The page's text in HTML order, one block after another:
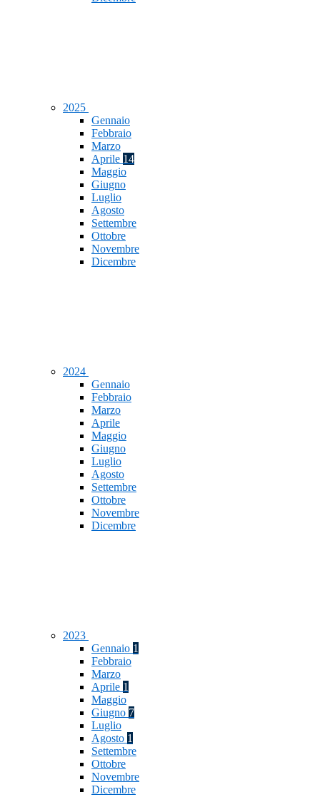
2025
Gennaio
Febbraio
Marzo
Aprile 14
Maggio
Giugno
Luglio
Agosto
Settembre
Ottobre
Novembre
Dicembre
2024
Gennaio
Febbraio
Marzo
Aprile
Maggio
Giugno
Luglio
Agosto
Settembre
Ottobre
Novembre
Dicembre
2023
Gennaio 1
Febbraio
Marzo
Aprile 1
Maggio
Giugno 7
Luglio
Agosto 1
Settembre
Ottobre
Novembre
Dicembre